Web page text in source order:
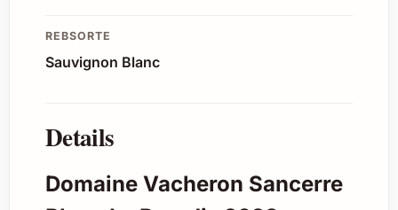
REBSORTE
Sauvignon Blanc
Details
Domaine Vacheron Sancerre